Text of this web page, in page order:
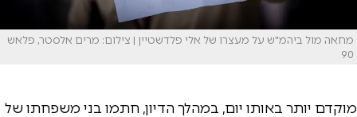
מחאה מול ביהמ"ש על מעצרו של אלי פלדשטיין | צילום: מרים אלסטר, פלאש
90
מוקדם יותר באותו יום, במהלך הדיון, חתמו בני משפחתו של